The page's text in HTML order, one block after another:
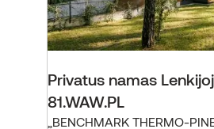
Privatus namas
81.WAW.PL
„BENCHMARK THERMO-